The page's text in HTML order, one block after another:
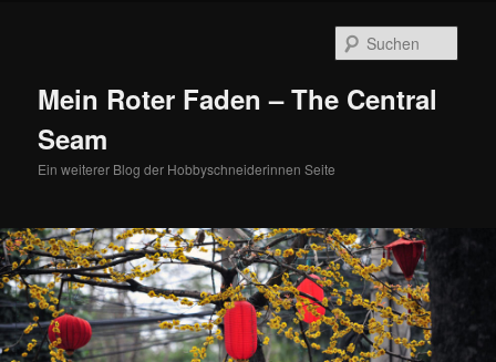
Mein Roter Faden – The Central
Seam
Ein weiterer Blog der Hobbyschneiderinnen Seite